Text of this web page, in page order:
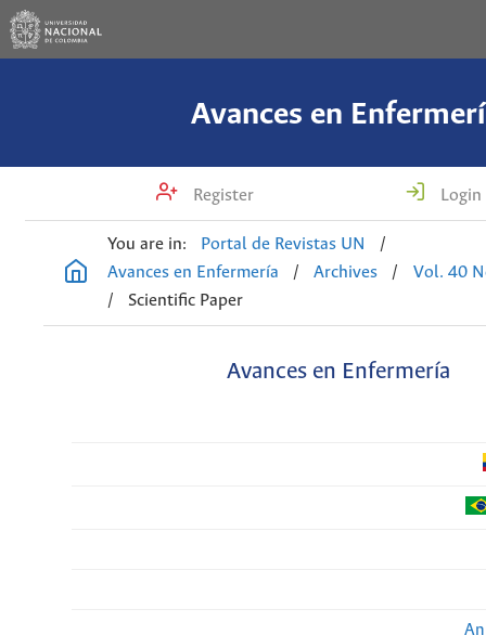
Avances en
Register Login
You are in: Portal de Revistas UN
/
Avances en Enfermería
/ Archives /
Vol. 40
/
Scientific Paper
Avances en Enfermería